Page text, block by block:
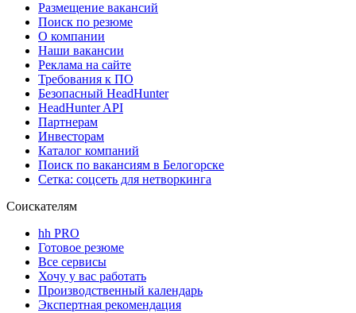
Размещение вакансий
Поиск по резюме
О компании
Наши вакансии
Реклама на сайте
Требования к ПО
Безопасный HeadHunter
HeadHunter API
Партнерам
Инвесторам
Каталог компаний
Поиск по вакансиям в Белогорске
Сетка: соцсеть для нетворкинга
Соискателям
hh PRO
Готовое резюме
Все сервисы
Хочу у вас работать
Производственный календарь
Экспертная рекомендация